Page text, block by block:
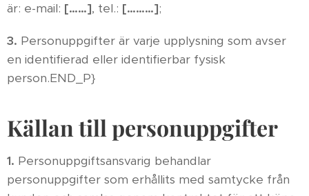
är: e-mail: [……], tel.: [………];
3. Personuppgifter är varje upplysning som avser
en identifierad eller identifierbar fysisk
person.END_P}
Källan till personuppgifter
1. Personuppgiftsansvarig behandlar
personuppgifter som erhållits med samtycke från